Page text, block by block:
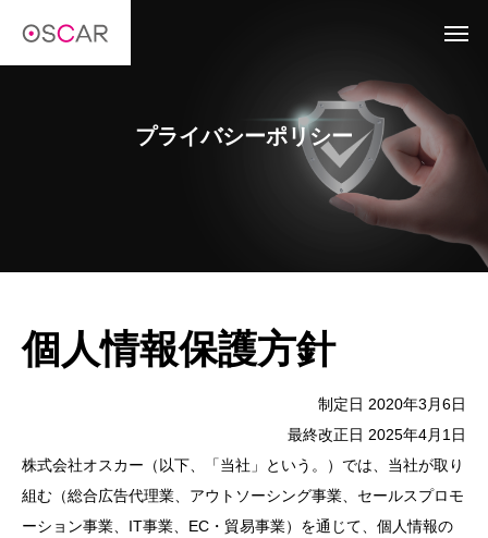
プライバシーポリシー
個人情報保護方針
制定日 2020年3月6日
最終改正日 2025年4月1日
株式会社オスカー（以下、「当社」という。）では、当社が取り
組む（総合広告代理業、アウトソーシング事業、セールスプロモ
ーション事業、IT事業、EC・貿易事業）を通じて、個人情報の